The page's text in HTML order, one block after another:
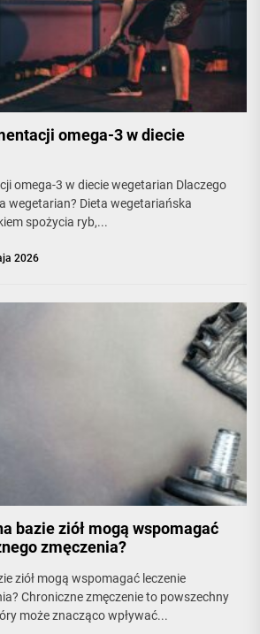
omega-3 w diecie
omega-3 w diecie wegetarian Dlaczego
wegetarian? Dieta wegetariańska
spożycia ryb,...
2026
bazie ziół mogą wspomagać
zmęczenia?
ziół mogą wspomagać leczenie
Chroniczne zmęczenie to powszechny
może znacząco wpływać...